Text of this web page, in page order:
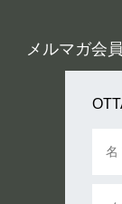
メルマガ会